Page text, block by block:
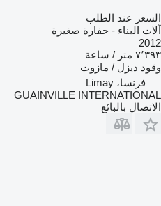
السعر عند الطلب
آلات البناء - حفارة صغيرة
2012
٧٬٣٩٣ متر / ساعة
وقود ديزل / مازوت
فرنسا، Limay
GUAINVILLE INTERNATIONAL
الاتصال بالبائع